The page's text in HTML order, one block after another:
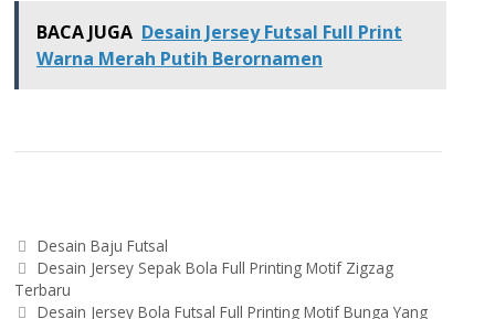
BACA JUGA Desain Jersey Futsal Full Print
Warna Merah Putih Berornamen
Categories
Desain Baju Futsal
Post
navigation
Desain Jersey Sepak Bola Full Printing Motif Zigzag
Terbaru
Desain Jersey Bola Futsal Full Printing Motif Bunga Yang